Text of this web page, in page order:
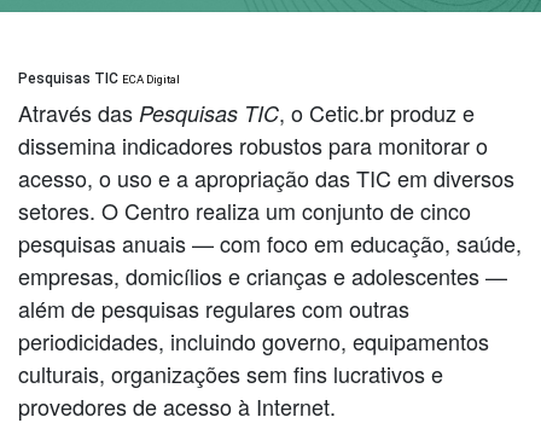
Pesquisas TIC ECA Digital
Através das Pesquisas TIC, o Cetic.br produz e
dissemina indicadores robustos para monitorar o
acesso, o uso e a apropriação das TIC em diversos
setores. O Centro realiza um conjunto de cinco
pesquisas anuais — com foco em educação, saúde,
empresas, domicílios e crianças e adolescentes —
além de pesquisas regulares com outras
periodicidades, incluindo governo, equipamentos
culturais, organizações sem fins lucrativos e
provedores de acesso à Internet.